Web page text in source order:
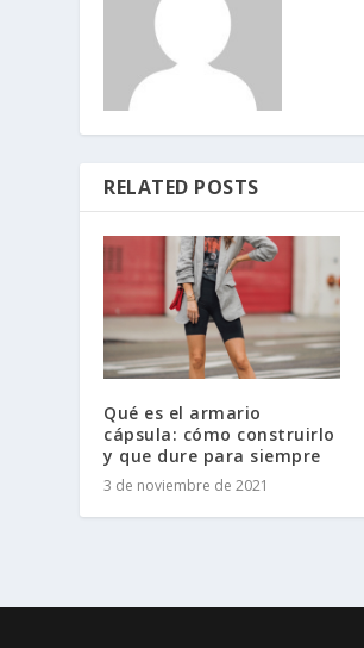
RELATED POSTS
Qué es el armario
cápsula: cómo construirlo
y que dure para siempre
3 de noviembre de 2021